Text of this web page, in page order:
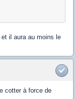
il aura au moins le
cotter à force de